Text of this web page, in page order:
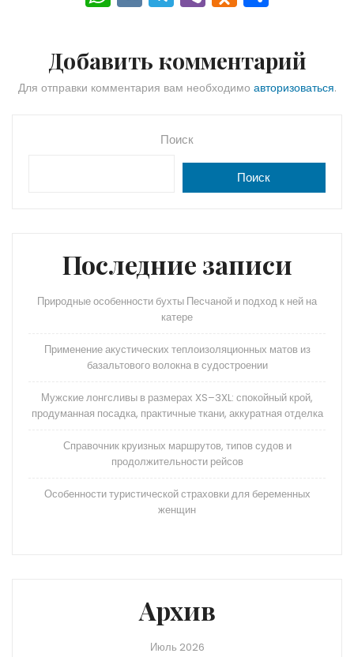
h
ts
A
K el
gr
a
b d
o
kl
s
ni
а
в
Добавить комментарий
Для отправки комментария вам необходимо авторизоваться.
Поиск
Поиск
Последние записи
Природные особенности бухты Песчаной и подход к ней на
катере
Применение акустических теплоизоляционных матов из
базальтового волокна в судостроении
Мужские лонгсливы в размерах XS–3XL: спокойный крой,
продуманная посадка, практичные ткани, аккуратная отделка
Справочник круизных маршрутов, типов судов и
продолжительности рейсов
Особенности туристической страховки для беременных
женщин
Архив
Июль 2026